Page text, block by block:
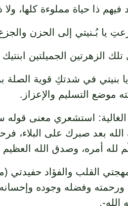
فيهم ذا حياة مملوءة كلها،
يا بُـنيتي إلى الحزن
الزهرتين الجميلتين
بنيتي في شدتكِ قوية الصلة
موضع التسليم والإعزاز.
الغالية: استشعري معنى قوله
بعد صبرك على البلاء،
لله أمره، وصدق الله العظيم
القلب والفؤاد حفيدتي
ورحمته وفضله وجوده
الله-.